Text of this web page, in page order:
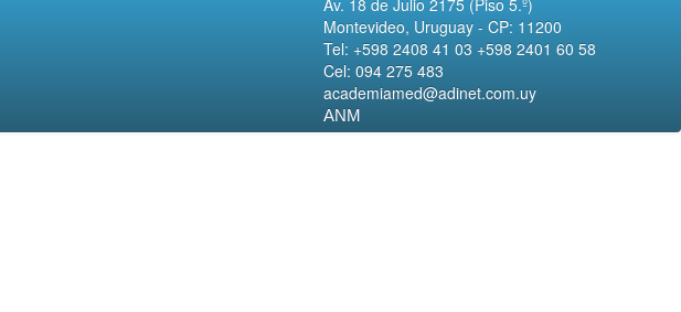
Av. 18 de Julio 2175 (Piso 5.º)
Montevideo, Uruguay - CP: 11200
Tel: +598 2408 41 03 +598 2401 60 58
Cel: 094 275 483
academiamed@adinet.com.uy
ANM